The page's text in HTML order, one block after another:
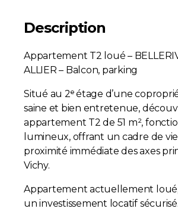
Description
Appartement T2 loué –
ALLIER – Balcon, parking
Situé au 2ᵉ étage d’une
saine et bien entretenue,
appartement T2 de 51 m²,
lumineux, offrant un cadre de
proximité immédiate des axes
Vichy.
Appartement actuellement
un investissement locatif sécurisé.